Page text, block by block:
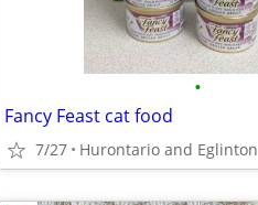
•
Fancy Feast cat food
7/27 Hurontario and Eglinton